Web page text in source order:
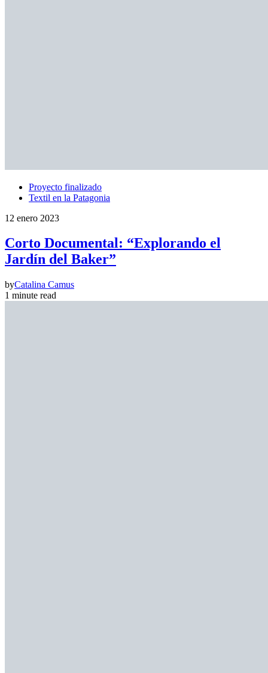
Proyecto finalizado
Textil en la Patagonia
12 enero 2023
Corto Documental: “Explorando el
Jardín del Baker”
byCatalina Camus
1 minute read